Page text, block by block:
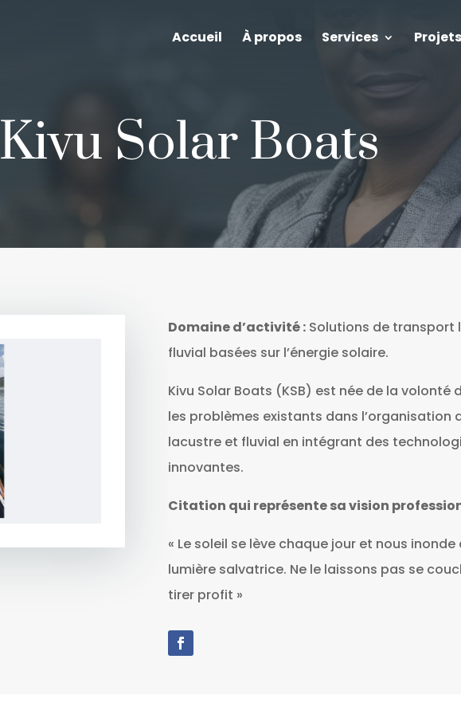
Accueil À propos Services Projets
Kivu Solar Boats
Domaine d’activité : Solutions de transport
fluvial basées sur l’énergie solaire.
Kivu Solar Boats (KSB) est née de la volonté
les problèmes existants dans l’organisation
lacustre et fluvial en intégrant des
innovantes.
Citation qui représente sa vision
« Le soleil se lève chaque jour et nous inonde
lumière salvatrice. Ne le laissons pas se
tirer profit »